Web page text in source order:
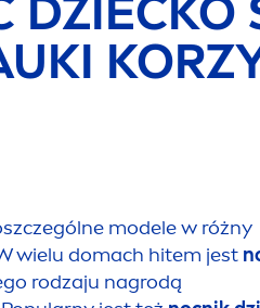
modele w różny
wielu domach hitem jest
rodzaju nagrodą